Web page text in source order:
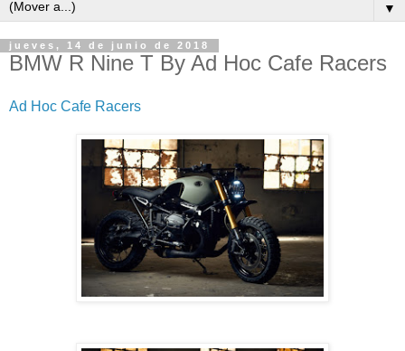
▼
jueves, 14 de junio de 2018
BMW R Nine T By Ad Hoc Cafe Racers
Ad Hoc Cafe Racers